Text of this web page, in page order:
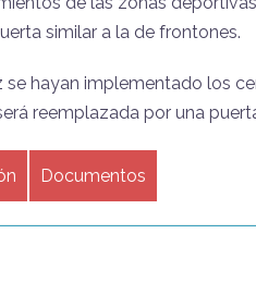
similar a la de frontones.
hayan implementado los
reemplazada por una
Documentos